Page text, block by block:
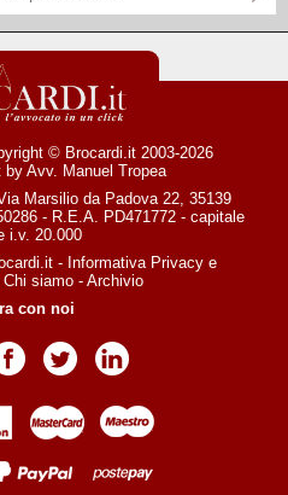
© Brocardi.it 2003-2026
by Avv. Manuel Tropea
Marsilio da Padova 22, 35139
- R.E.A. PD471772 - capitale
i.v. 20.000
- Informativa Privacye
Chi siamo - Archivio
con noi
Facebook
Pagina TwitterPagina LinkedIn